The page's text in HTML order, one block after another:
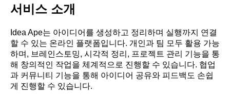
서비스 소개
Idea Ape는 아이디어를 생성하고 정리하며 실행까지 연결
할 수 있는 온라인 플랫폼입니다. 개인과 팀 모두 활용 가능
하며, 브레인스토밍, 시각적 정리, 프로젝트 관리 기능을 통
해 창의적인 작업을 체계적으로 진행할 수 있습니다. 협업
과 커뮤니티 기능을 통해 아이디어 공유와 피드백도 손쉽
게 진행할 수 있습니다.